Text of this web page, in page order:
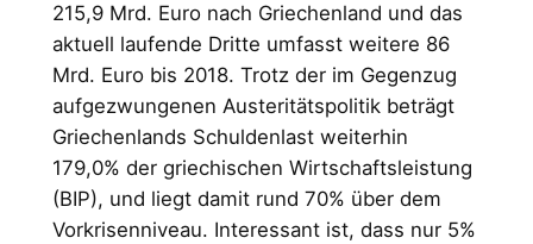
215,9 Mrd. Euro nach Griechenland und das
aktuell laufende Dritte umfasst weitere 86
Mrd. Euro bis 2018. Trotz der im Gegenzug
aufgezwungenen Austeritätspolitik beträgt
Griechenlands Schuldenlast weiterhin
179,0% der griechischen Wirtschaftsleistung
(BIP), und liegt damit rund 70% über dem
Vorkrisenniveau. Interessant ist, dass nur 5%